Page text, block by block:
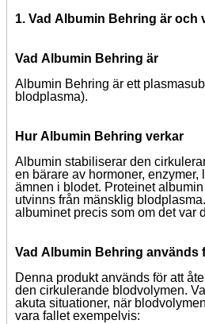
1. Vad Albumin Behring är och
Vad Albumin Behring är
Albumin Behring är ett
blodplasma).
Hur Albumin Behring verkar
Albumin stabiliserar den
en bärare av hormoner, enzymer,
ämnen i blodet. Proteinet
utvinns från mänsklig
albuminet precis som om det var
Vad Albumin Behring används
Denna produkt används för att
den cirkulerande blodvolymen.
akuta situationer, när
vara fallet exempelvis: